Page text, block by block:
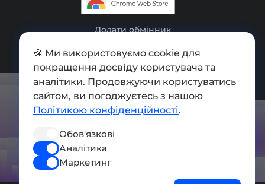
Додати обмінник
Мапа сайту
Press kit
Умови використання
Політика конфіденційності
СОЦ. МЕРЕЖІ
🍪 Ми використовуємо cookie для
покращення досвіду користувача та
аналітики. Продовжуючи користуватись
сайтом, ви погоджуєтесь з нашою
Політикою конфіденційності.
Обов'язкові
Аналітика
Маркетинг